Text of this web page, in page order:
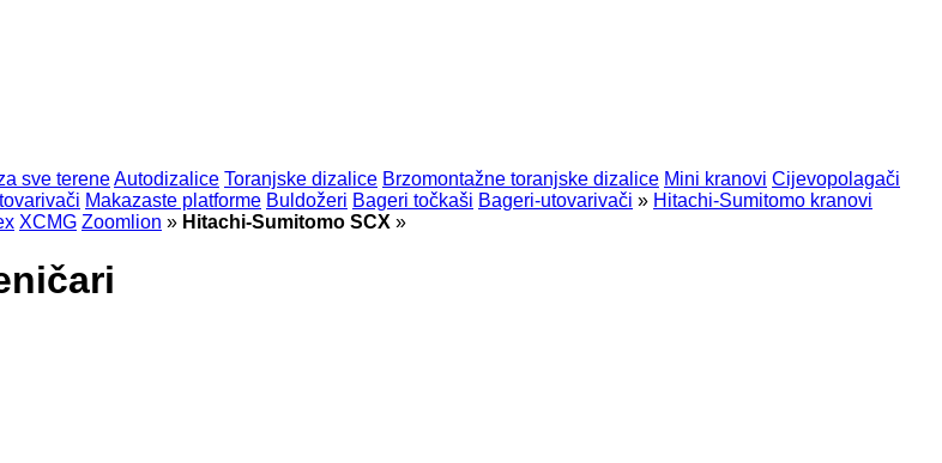
sve tereneAutodizalice Toranjske dizalice Brzomontažne toranjske dizalice Mini kranovi Cijevopolagači
Makazaste platforme Buldožeri Bageri točkaši Bageri-utovarivači » Hitachi-Sumitomo kranovi
XCMG Zoomlion » Hitachi-Sumitomo SCX »